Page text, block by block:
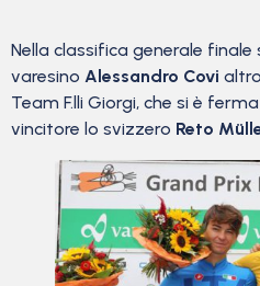
Nella classifica generale
varesino Alessandro Covi
Team F.lli Giorgi, che si è
vincitore lo svizzero Reto